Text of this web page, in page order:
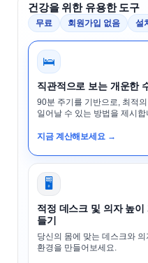
건강을 위한 유용한 도구
무료 회원가입 없음 설
🛌
직관적으로 보는 개운한
90분 주기를 기반으로, 최적
일어날 수 있는 방법을 제시합
지금 계산해보세요 →
🖥️
적정 데스크 및 의자 높
들기
당신의 몸에 맞는 데스크와
환경을 만들어보세요.